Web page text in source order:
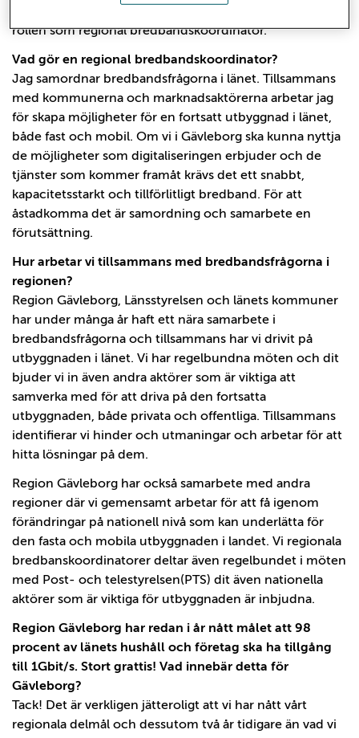
rollen som regional bredbandskoordinator.
Vad gör en regional bredbandskoordinator?
Jag samordnar bredbandsfrågorna i länet. Tillsammans
med kommunerna och marknadsaktörerna arbetar jag
för skapa möjligheter för en fortsatt utbyggnad i länet,
både fast och mobil. Om vi i Gävleborg ska kunna nyttja
de möjligheter som digitaliseringen erbjuder och de
tjänster som kommer framåt krävs det ett snabbt,
kapacitetsstarkt och tillförlitligt bredband. För att
åstadkomma det är samordning och samarbete en
förutsättning.
Hur arbetar vi tillsammans med bredbandsfrågorna i
regionen?
Region Gävleborg, Länsstyrelsen och länets kommuner
har under många år haft ett nära samarbete i
bredbandsfrågorna och tillsammans har vi drivit på
utbyggnaden i länet. Vi har regelbundna möten och dit
bjuder vi in även andra aktörer som är viktiga att
samverka med för att driva på den fortsatta
utbyggnaden, både privata och offentliga. Tillsammans
identifierar vi hinder och utmaningar och arbetar för att
hitta lösningar på dem.
Region Gävleborg har också samarbete med andra
regioner där vi gemensamt arbetar för att få igenom
förändringar på nationell nivå som kan underlätta för
den fasta och mobila utbyggnaden i landet. Vi regionala
bredbanskoordinatorer deltar även regelbundet i möten
med Post- och telestyrelsen(PTS) dit även nationella
aktörer som är viktiga för utbyggnaden är inbjudna.
Region Gävleborg har redan i år nått målet att 98
procent av länets hushåll och företag ska ha tillgång
till 1Gbit/s. Stort grattis! Vad innebär detta för
Gävleborg?
Tack! Det är verkligen jätteroligt att vi har nått vårt
regionala delmål och dessutom två år tidigare än vad vi